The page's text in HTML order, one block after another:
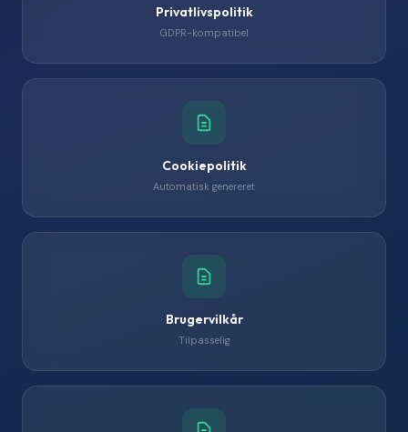
Privatlivspolitik
GDPR-kompatibel
Cookiepolitik
Automatisk genereret
Brugervilkår
Tilpasselig